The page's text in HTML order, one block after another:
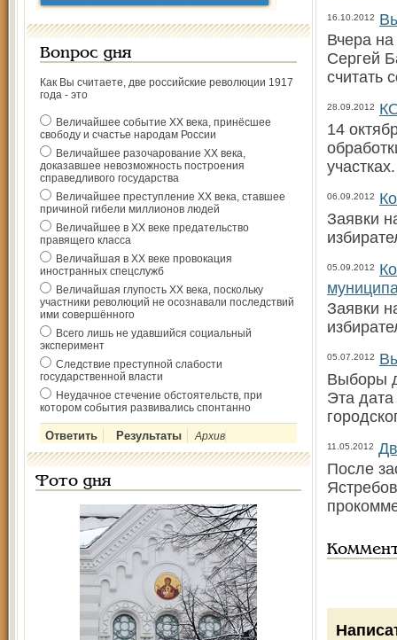
Вопрос дня
Как Вы считаете, две российские революции 1917
года - это
Величайшее событие ХХ века, принёсшее
свободу и счастье народам России
Величайшее разочарование ХХ века,
доказавшее невозможность построения
справедливого государства
Величайшее преступление ХХ века, ставшее
причиной гибели миллионов людей
Величайшее в ХХ веке предательство
правящего класса
Величайшая в ХХ веке провокация
иностранных спецслужб
Величайшая глупость ХХ века, поскольку
участники революций не осознавали последствий
ими совершённого
Всего лишь не удавшийся социальный
эксперимент
Следствие преступной слабости
государственной власти
Неудачное стечение обстоятельств, при
котором события развивались спонтанно
Архив
Фото дня
16.10.2012
Вчера
Сергей
считать
28.09.2012
14
06.09.2012
Заявки
05.09.2012
Заявки
05.07.2012
Выборы
Эта
11.05.2012
После